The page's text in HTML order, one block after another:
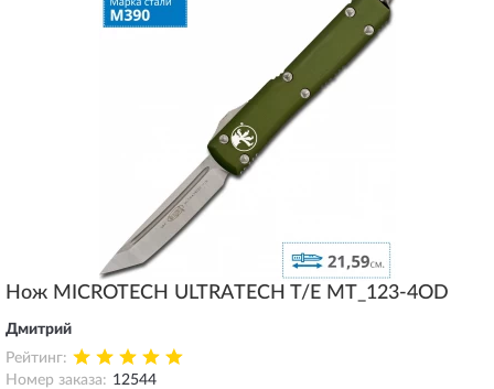
Нож MICROTECH ULTRATECH T/E MT_123-4OD
Дмитрий
Рейтинг:
Номер заказа: 12544